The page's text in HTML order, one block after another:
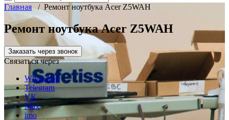
Главная/ Ремонт ноутбука Acer Z5WAH
Ремонт ноутбука Acer Z5WAH
Заказать через звонок
Связаться через
WhatsApp
Telegram
VK
Max
imo